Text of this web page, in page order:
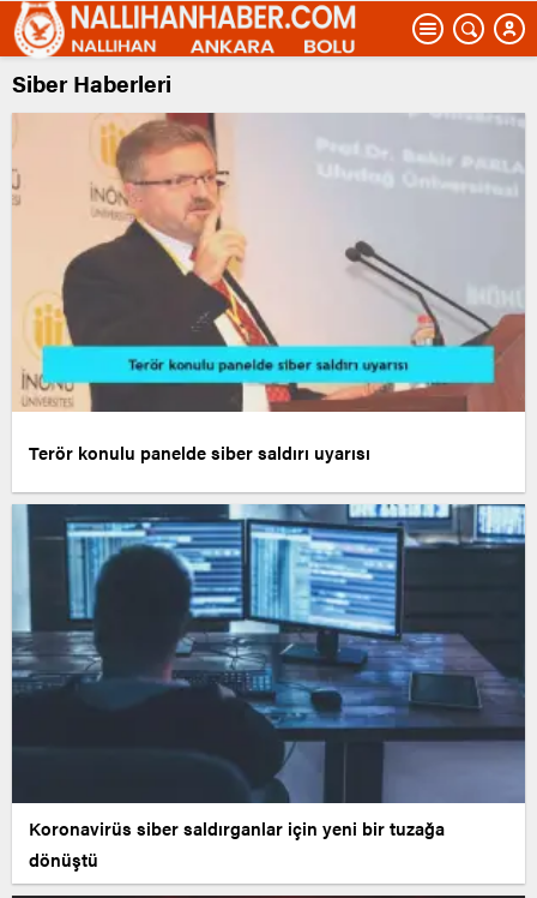
Siber Haberleri
Terör konulu panelde siber saldırı uyarısı
Koronavirüs siber saldırganlar için yeni bir tuzağa
dönüştü